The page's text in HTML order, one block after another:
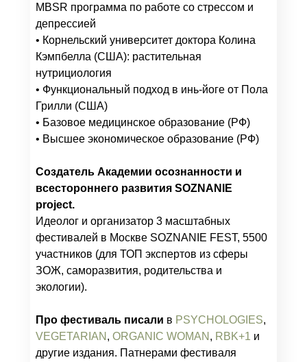
MBSR программа по работе со стрессом и
депрессией
• Корнельский университет доктора Колина
Кэмпбелла (США): растительная
нутрициология
• Функциональный подход в инь-йоге от Пола
Грилли (США)
• Базовое медицинское образование (РФ)
• Высшее экономическое образование (РФ)
Создатель Академии осознанности и
всестороннего развития SOZNANIE
project.
Идеолог и организатор 3 масштабных
фестивалей в Москве SOZNANIE FEST, 5500
участников (для ТОП экспертов из сферы
ЗОЖ, саморазвития, родительства и
экологии).
Про фестиваль писали в PSYCHOLOGIES,
VEGETARIAN , ORGANIC WOMAN , RBK+1 и
другие издания. Патнерами фестиваля